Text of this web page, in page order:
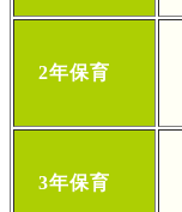
2年保育
3年保育